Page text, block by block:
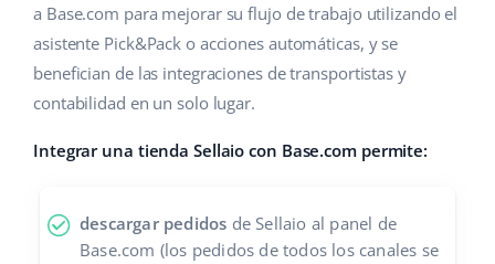
Otros
Calculadora de beneficios
Cooperación y socios
español (MX)
português (BR)
a Base.com para mejorar su flujo de trabajo utilizando el
asistente Pick&Pack o acciones automáticas, y se
benefician de las integraciones de transportistas y
contabilidad en un solo lugar.
Integrar una tienda Sellaio con Base.com permite:
descargar pedidos de Sellaio al panel de
Base.com (los pedidos de todos los canales se